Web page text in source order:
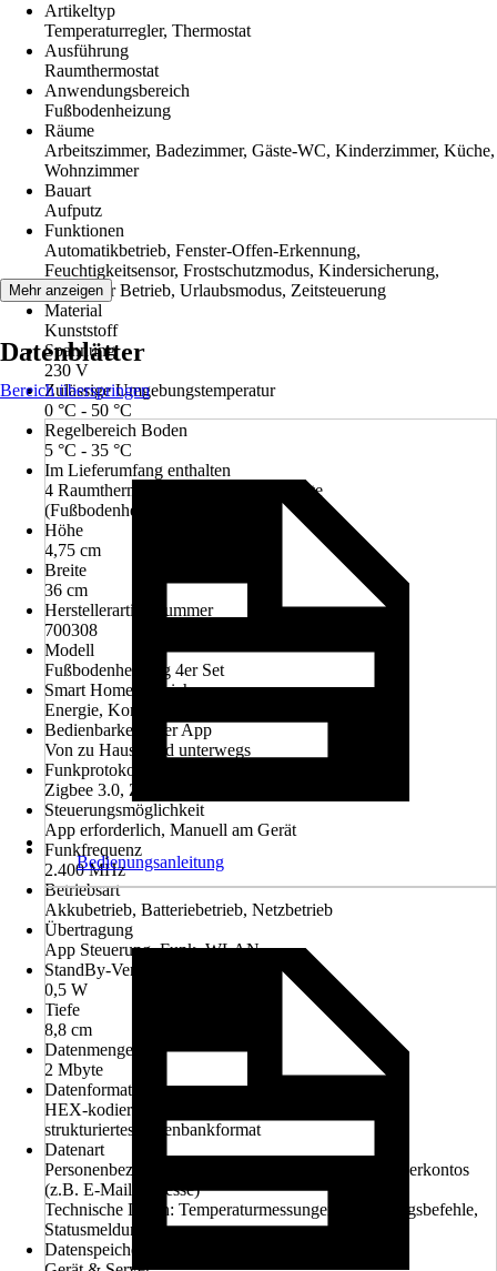
Artikeltyp
Temperaturregler, Thermostat
Ausführung
Raumthermostat
Anwendungsbereich
Fußbodenheizung
Räume
Arbeitszimmer, Badezimmer, Gäste-WC, Kinderzimmer, Küche,
Wohnzimmer
Bauart
Aufputz
Funktionen
Automatikbetrieb, Fenster-Offen-Erkennung,
Feuchtigkeitsensor, Frostschutzmodus, Kindersicherung,
Manueller Betrieb, Urlaubsmodus, Zeitsteuerung
Material
Kunststoff
Spannung
230 V
Zulässige Umgebungstemperatur
0 °C - 50 °C
Regelbereich Boden
5 °C - 35 °C
Im Lieferumfang enthalten
4 Raumthermostate und 1 Verteilerleiste
(Fußbodenheizungsaktor)
Höhe
4,75 cm
Breite
36 cm
Herstellerartikelnummer
700308
Modell
Fußbodenheizung 4er Set
Smart Home Bereich
Energie, Komfort, Klima
Bedienbarkeit über App
Von zu Hause und unterwegs
Funkprotokoll
Zigbee 3.0, Z-Wave
Steuerungsmöglichkeit
App erforderlich, Manuell am Gerät
Funkfrequenz
2.400 MHz
Betriebsart
Akkubetrieb, Batteriebetrieb, Netzbetrieb
Übertragung
App Steuerung, Funk, WLAN
StandBy-Verbrauch
0,5 W
Tiefe
8,8 cm
Datenmenge
2 Mbyte
Datenformat
HEX-kodierte Strings
strukturiertes Datenbankformat
Datenart
Personenbezogene Daten: bei Erstellung des Benutzerkontos
(z.B. E-Mail-Adresse)
Technische Daten: Temperaturmessungen, Steuerungsbefehle,
Statusmeldungen
Datenspeicherung
Mehr anzeigen
Datenblätter
Bereich überspringen
Bedienungsanleitung